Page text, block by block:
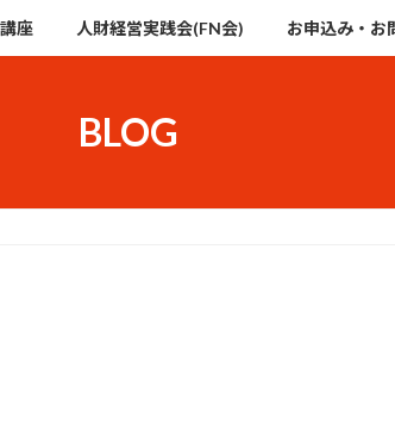
座 人財経営実践会(FN会) お申込み・お
BLOG